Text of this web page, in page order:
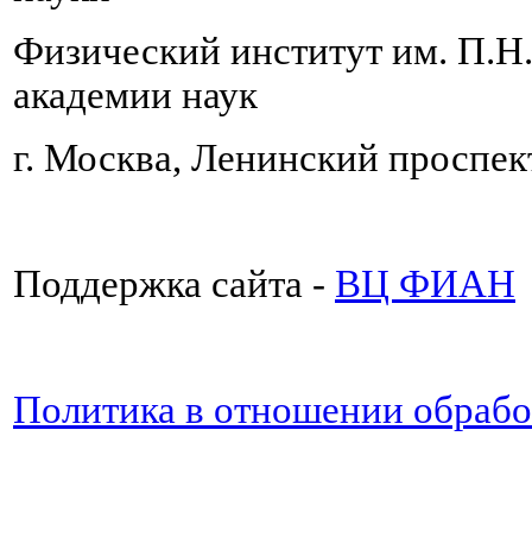
Физический институт им.
академии наук
г. Москва, Ленинский
Поддержка сайта - ВЦ ФИАН
Политика в отношении